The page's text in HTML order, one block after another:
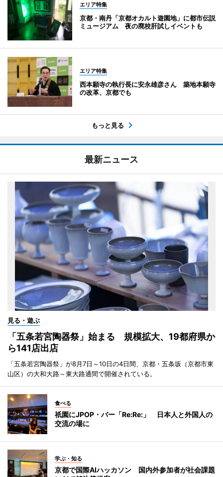
エリア特集
京都・南丹「京都オカルト遊園地」に都市伝説
ミュージアム 夜の廃校肝試しイベントも
エリア特集
西本願寺の執行長に安永雄彦さん 築地本願寺
の改革、京都でも
もっと見る
最新ニュース
見る・遊ぶ
「五条若宮陶器祭」始まる 規模拡大、19都府県か
ら141店出店
「五条若宮陶器祭」が8月7日～10日の4日間、京都・五条坂（京都市東
山区）の大和大路～東大路通間で開催されている。
食べる
祇園にJPOP・バー「Re:Re:」 日本人と外国人の
交流の場に
学ぶ・知る
京都で国際AIハッカソン 国内外参加者が社会課題